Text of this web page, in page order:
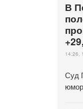
В
14:26,
Суд